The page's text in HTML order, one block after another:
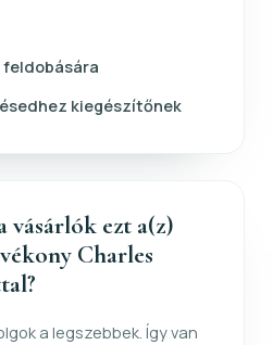
feldobására
kiegészítőnek
ezt a(z)
Charles
a legszebbek. Így van